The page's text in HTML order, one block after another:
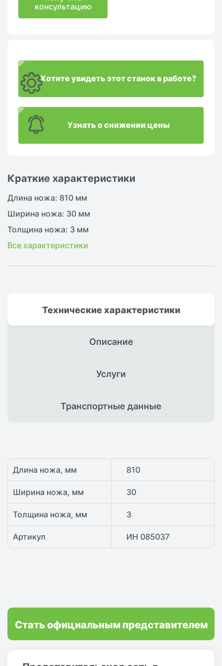
Краткие характеристики
Длина ножа: 810 мм
Ширина ножа: 30 мм
Толщина ножа: 3 мм
Все характеристики
консультацию
Хотите увидеть этот станок в работе?
Узнать о снижении цены
Техническиехарактеристики
Описание
Услуги
Транспортныеданные
Длина ножа, мм 810
Ширина ножа, мм 30
Толщина ножа, мм 3
Артикул ИН 085037
Стать официальным представителем